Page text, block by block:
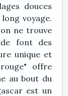
douces
voyage.
ne trouve
font des
unique et
offre
au bout du
est un